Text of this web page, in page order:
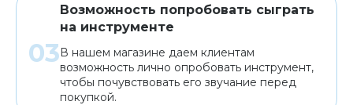
Возможность попробовать сыграть
на инструменте
В нашем магазине даем клиентам
возможность лично опробовать инструмент,
чтобы почувствовать его звучание перед
покупкой.